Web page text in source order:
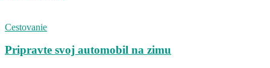
Cestovanie
Pripravte svoj automobil na zimu